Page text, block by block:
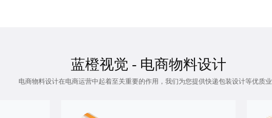
蓝橙视觉 - 电商物料设计
电商物料设计在电商运营中起着至关重要的作用，我们为您提供快递包装设计等优质